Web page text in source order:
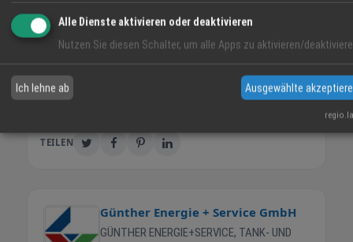
neuen Idee: jeden Monat wechselnde, saisonal
passende Angebote, immer begrenzt.
TEILEN
Günther Energie + Service GmbH
GÜNTHER ENERGIE+SERVICE, TANK- UND
Alle Dienste aktivieren oder deaktivieren
Nutzen Sie diesen Schalter, um alle Apps zu aktivieren/
Ich lehne ab Ausgewählte